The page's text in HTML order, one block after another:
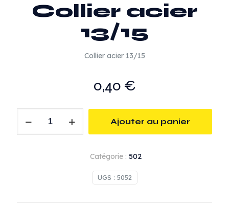
Collier acier
13/15
Collier acier 13/15
0,40€
Ajouter au panier
UGS : 5052
Catégorie : 502